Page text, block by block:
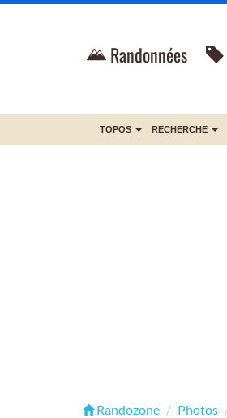
Randonnées
TOPOS RECHERCHE
Randozone Photos